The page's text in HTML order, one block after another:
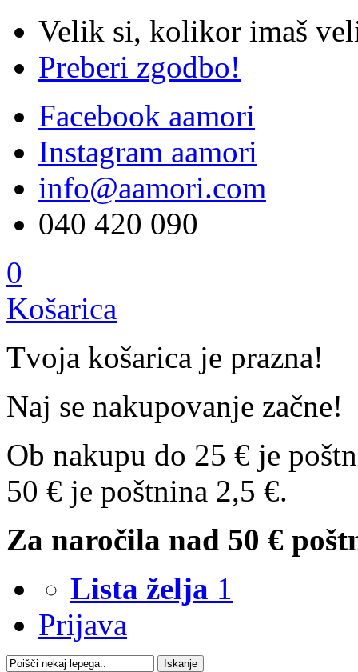
Velik si, kolikor imaš
Preberi zgodbo!
Facebook aamori
Instagram aamori
info@aamori.com
040 420 090
0
Košarica
Tvoja košarica je prazna!
Naj se nakupovanje začne!
Ob nakupu do 25 € je
50 € je poštnina 2,5 €.
Za naročila nad 50 €
Lista želja 1
Prijava
Iskanje